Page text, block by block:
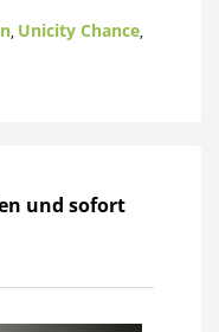
, Unicity Chance,
und sofort